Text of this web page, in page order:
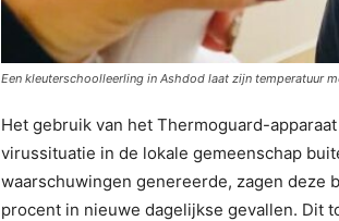
Een kleuterschoolleerling in Ashdod laat zijn temperatuur
Het gebruik van het Thermoguard-
virussituatie in de lokale gemeenschap
waarschuwingen genereerde, zagen deze
procent in nieuwe dagelijkse gevallen. Dit